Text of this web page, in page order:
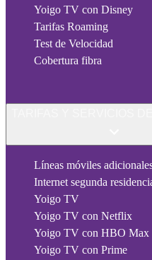
Yoigo TV con Disney
Tarifas Roaming
Test de Velocidad
Cobertura fibra
Líneas móviles
Internet segunda
Yoigo TV
Yoigo TV con Netflix
Yoigo TV con HBO Max
Yoigo TV con Prime